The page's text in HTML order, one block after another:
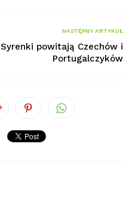
NASTĘPNY ARTYKUŁ
Syrenki powitają Czechów i
Portugalczyków